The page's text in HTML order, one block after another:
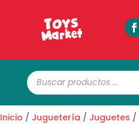
Búsqueda
de
productos
Inicio / Juguetería / Juguetes /